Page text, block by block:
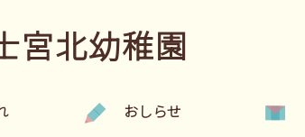
宮北幼稚園
おしらせ